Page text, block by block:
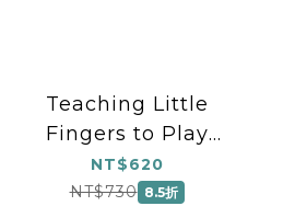
Teaching Little
Fingers to Play
Christmas Classics
NT$620
NT$730 8.5折